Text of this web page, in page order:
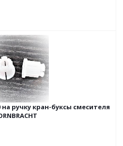
на ручку кран-буксы смесителя